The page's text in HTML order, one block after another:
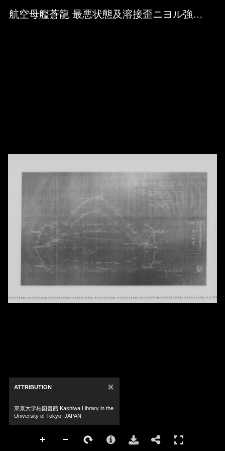
Media Viewer 航空母艦蒼龍 最悪状態及溶接歪ニヨル強力計算
ATTRIBUTION ×
東京大学柏図書館 Kashiwa Library in the
University of Tokyo, JAPAN